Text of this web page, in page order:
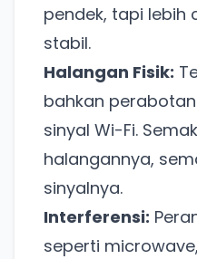
pendek, tapi lebih
stabil.
Halangan Fisik:
bahkan
sinyal Wi-Fi.
halangannya,
sinyalnya.
Interferensi:
seperti